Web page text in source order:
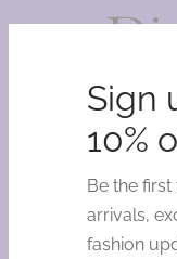
Sign
10%
Be the
arrivals,
fashion